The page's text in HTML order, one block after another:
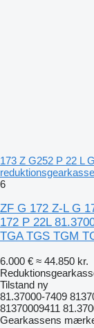
173 Z G252 P 22 L
6
ZF G 172 Z-L G
172 P 22L
TGA TGS TGM
6.000 € ≈ 44.850 kr.
Tilstand ny
81.37000-7409
81370009411
Gearkassens